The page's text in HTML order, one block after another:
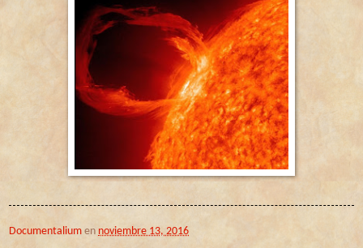
Documentalium en noviembre 13, 2016